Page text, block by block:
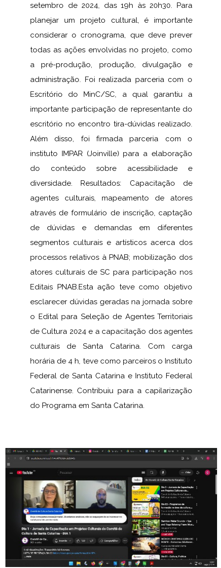
setembro de 2024, das 19h às 20h30. Para
planejar um projeto cultural, é importante
considerar o cronograma, que deve prever
todas as ações envolvidas no projeto, como
a pré-produção, produção, divulgação e
administração. Foi realizada parceria com o
Escritório do MinC/SC, a qual garantiu a
importante participação de representante do
escritório no encontro tira-dúvidas realizado.
Além disso, foi firmada parceria com o
instituto IMPAR (Joinville) para a elaboração
do conteúdo sobre acessibilidade e
diversidade. Resultados: Capacitação de
agentes culturais, mapeamento de atores
através de formulário de inscrição, captação
de dúvidas e demandas em diferentes
segmentos culturais e artísticos acerca dos
processos relativos à PNAB; mobilização dos
atores culturais de SC para participação nos
Editais PNAB.Esta ação teve como objetivo
esclarecer dúvidas geradas na jornada sobre
o Edital para Seleção de Agentes Territoriais
de Cultura 2024 e a capacitação dos agentes
culturais de Santa Catarina. Com carga
horária de 4 h, teve como parceiros o Instituto
Federal de Santa Catarina e Instituto Federal
Catarinense. Contribuiu para a capilarização
do Programa em Santa Catarina.